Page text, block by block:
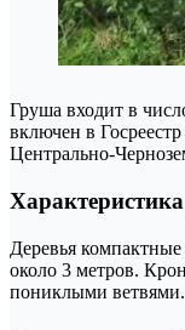
Груша входит в
включен в
Центрально-
Характеристика
Деревья компактные
около 3 метров.
пониклыми ветвями.